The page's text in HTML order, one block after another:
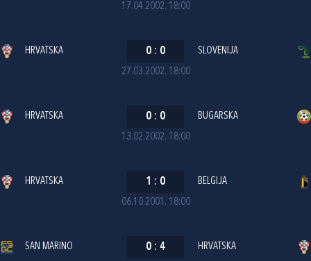
17.04.2002. 18:00
27.03.2002. 18:00
HRVATSKA 0 : 0 SLOVENIJA
13.02.2002. 18:00
HRVATSKA 0 : 0 BUGARSKA
06.10.2001. 18:00
HRVATSKA 1 : 0 BELGIJA
SAN MARINO 0 : 4 HRVATSKA